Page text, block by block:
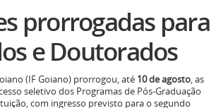
prorrogadas para
e Doutorados
(IF Goiano) prorrogou, até 10 de agosto, as
seletivo dos Programas de Pós-Graduação
com ingresso previsto para o segundo